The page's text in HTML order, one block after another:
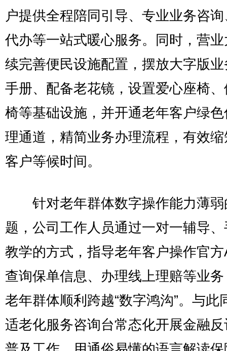
户提供全程陪同引导、专业业务咨
代办等一站式暖心服务。同时，营
续完善便民设施配置，摆放大字版
手册、配备老花镜，设置爱心座椅
椅等基础设施，并开通老年客户绿
理通道，精简业务办理流程，有效
客户等候时间。
针对老年群体数字操作能力薄弱
题，公司工作人员通过一对一辅导
教学的方式，指导老年客户操作官
查询保单信息、办理线上理赔等业
老年群体顺利跨越“数字鸿沟”。与此
适老化服务咨询台常态化开展金融